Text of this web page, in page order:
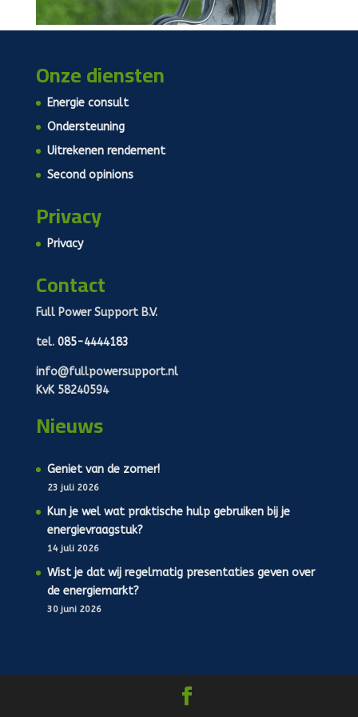
Onze diensten
Energie consult
Ondersteuning
Uitrekenen rendement
Second opinions
Privacy
Privacy
Contact
Full Power Support B.V.
tel. 085-4444183
info@fullpowersupport.nl
KvK 58240594
Nieuws
Geniet van de zomer!
23 juli 2026
Kun je wel wat praktische hulp gebruiken bij je
energievraagstuk?
14 juli 2026
Wist je dat wij regelmatig presentaties geven over
de energiemarkt?
30 juni 2026